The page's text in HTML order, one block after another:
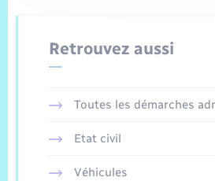
Retrouvez aussi
Toutes les démarches
Etat civil
Véhicules